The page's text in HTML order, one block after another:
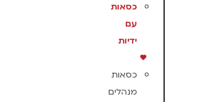
כסאות
עם
ידיות
כסאות
מנהלים